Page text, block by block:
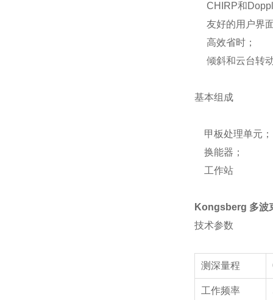
CHIRP和
友好的用户界
高效省时；
倾斜和云台转
基本组成
甲板处理单元；
换能器；
工作站
Kongsberg 多波
技术参数
测深量程
工作频率